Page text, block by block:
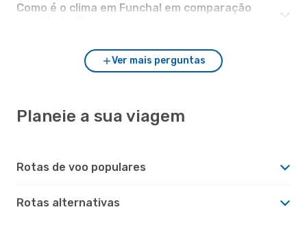
Como é o clima em Funchal em comparação
Ver mais perguntas
Planeie a sua viagem
Rotas de voo populares
Rotas alternativas